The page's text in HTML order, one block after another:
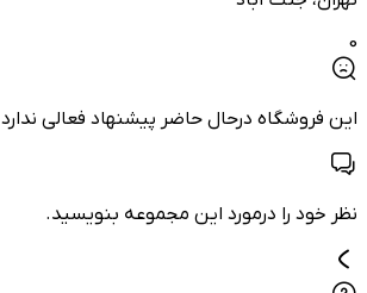
0
این فروشگاه درحال حاضر پیشنهاد فعالی ندارد
نظر خود را درمورد این مجموعه بنویسید.